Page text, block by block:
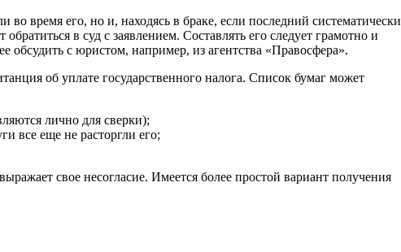
время его, но и, находясь в браке, если последний систематически
в суд с заявлением. Составлять его следует грамотно и
обсудить с юристом, например, из агентства «Правосфера».
об уплате государственного налога. Список бумаг может
лично для сверки);
все еще не расторгли его;
свое несогласие. Имеется более простой вариант получения